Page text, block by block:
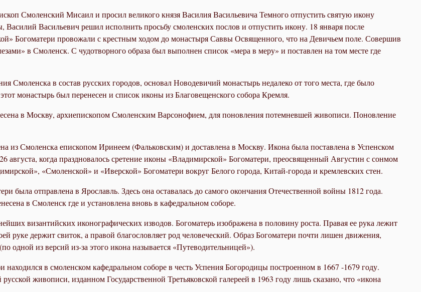
Смоленский Мисаил и просил великого князя Василия Васильевича Темного отпустить святую икону
Васильевич решил исполнить просьбу смоленских послов и отпустить икону. 18 января после
Богоматери провожали с крестным ходом до монастыря Саввы Освященного, что на Девичьем поле. Совершив
в Смоленск. С чудотворного образа был выполнен список «мера в меру» и поставлен на том месте где
Смоленска в состав русских городов, основал Новодевичий монастырь недалеко от того места, где было
монастырь был перенесен и список иконы из Благовещенского собора Кремля.
в Москву, архиепископом Смоленским Варсонофием, для поновления потемневшей живописи. Поновление
из Смоленска епископом Иринеем (Фальковским) и доставлена в Москву. Икона была поставлена в Успенском
августа, когда праздновалось сретение иконы «Владимирской» Богоматери, преосвященный Августин с сонмом
«Смоленской» и «Иверской» Богоматери вокруг Белого города, Китай-города и кремлевских стен.
была отправлена в Ярославль. Здесь она оставалась до самого окончания Отечественной войны 1812 года.
в Смоленск где и установлена вновь в кафедральном соборе.
византийских иконографических изводов. Богоматерь изображена в половину роста. Правая ее рука лежит
руке держит свиток, а правой благословляет род человеческий. Образ Богоматери почти лишен движения,
одной из версий из-за этого икона называется «Путеводительницей»).
в смоленском кафедральном соборе в честь Успения Богородицы построенном в 1667 -1679 году.
живописи, изданном Государственной Третьяковской галереей в 1963 году лишь сказано, что «икона